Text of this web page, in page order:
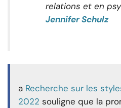
relations et en
Jennifer Schulz
a Recherche sur les
2022 souligne que la